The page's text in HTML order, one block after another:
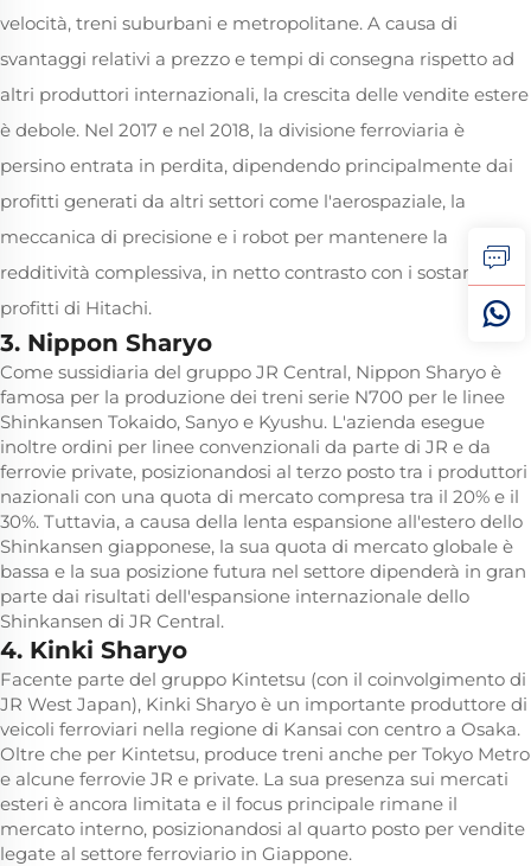
velocità, treni suburbani e metropolitane. A causa di
svantaggi relativi a prezzo e tempi di consegna rispetto ad
altri produttori internazionali, la crescita delle vendite estere
è debole. Nel 2017 e nel 2018, la divisione ferroviaria è
persino entrata in perdita, dipendendo principalmente dai
profitti generati da altri settori come l'aerospaziale, la
meccanica di precisione e i robot per mantenere la
redditività complessiva, in netto contrasto con i sostanziosi
profitti di Hitachi.
3. Nippon Sharyo
Come sussidiaria del gruppo JR Central, Nippon Sharyo è
famosa per la produzione dei treni serie N700 per le linee
Shinkansen Tokaido, Sanyo e Kyushu. L'azienda esegue
inoltre ordini per linee convenzionali da parte di JR e da
ferrovie private, posizionandosi al terzo posto tra i produttori
nazionali con una quota di mercato compresa tra il 20% e il
30%. Tuttavia, a causa della lenta espansione all'estero dello
Shinkansen giapponese, la sua quota di mercato globale è
bassa e la sua posizione futura nel settore dipenderà in gran
parte dai risultati dell'espansione internazionale dello
Shinkansen di JR Central.
4. Kinki Sharyo
Facente parte del gruppo Kintetsu (con il coinvolgimento di
JR West Japan), Kinki Sharyo è un importante produttore di
veicoli ferroviari nella regione di Kansai con centro a Osaka.
Oltre che per Kintetsu, produce treni anche per Tokyo Metro
e alcune ferrovie JR e private. La sua presenza sui mercati
esteri è ancora limitata e il focus principale rimane il
mercato interno, posizionandosi al quarto posto per vendite
legate al settore ferroviario in Giappone.